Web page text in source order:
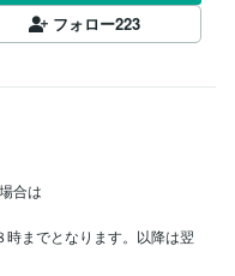
フォロー223
合は
までとなります。以降は翌